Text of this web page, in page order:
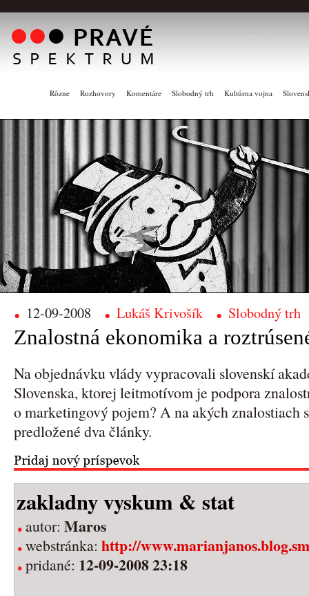
Rôzne Rozhovory Komentáre Slobodný trh Kultúrna vojna
12-09-2008 Lukáš Krivošík Slobodný trh
Znalostná ekonomika a
Na objednávku vlády vypracovali slovenskí
Slovenska, ktorej leitmotívom je podpora
o marketingový pojem? A na akých znalostiach
predložené dva články.
zakladny vyskum & stat
autor: Maros
webstránka: http://
pridané: 12-09-2008 23:18